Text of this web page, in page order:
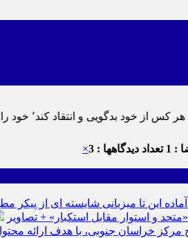
خودستایی نماید٬ پس به تحقیق خویش را تباه نموده است.
: 1 تعداد دیدگاهها : 3 ×
این تا میزبانی شایسته ای از پیکر
خراسان جنوبی، با هدف ارائه